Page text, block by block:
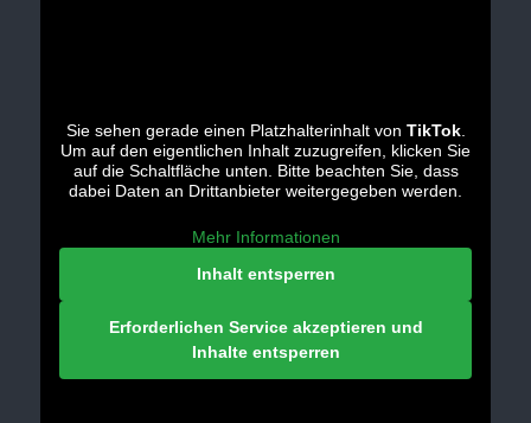
Sie sehen gerade einen Platzhalterinhalt von TikTok.
Um auf den eigentlichen Inhalt zuzugreifen, klicken Sie
auf die Schaltfläche unten. Bitte beachten Sie, dass
dabei Daten an Drittanbieter weitergegeben werden.
Mehr Informationen
Inhalt entsperren
Erforderlichen Service akzeptieren und
Inhalte entsperren